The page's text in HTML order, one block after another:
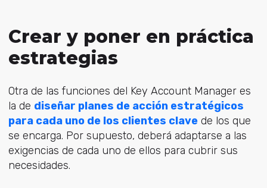
Crear y poner en práctica
estrategias
Otra de las funciones del Key Account Manager es
la de diseñar planes de acción estratégicos
para cada uno de los clientes clavede los que
se encarga. Por supuesto, deberá adaptarse a las
exigencias de cada uno de ellos para cubrir sus
necesidades.